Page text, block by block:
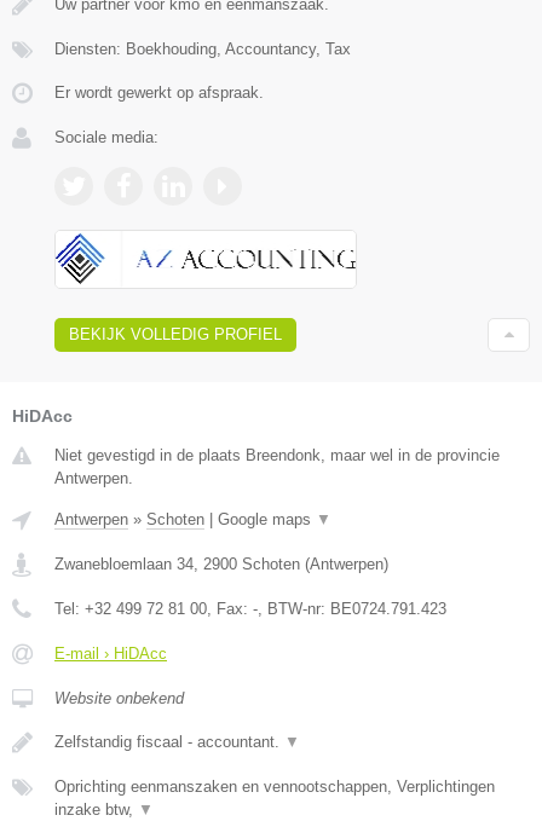
Uw partner voor kmo en eenmanszaak.
Diensten: Boekhouding, Accountancy, Tax
Er wordt gewerkt op afspraak.
Sociale media:
BEKIJK VOLLEDIG PROFIEL
HiDAcc
Niet gevestigd in de plaats Breendonk, maar wel in de provincie
Antwerpen.
Antwerpen » Schoten Google maps ▼
Zwanebloemlaan 34 2900 Schoten (Antwerpen)
Tel: +32 499 72 81 00 , Fax: - , BTW-nr: BE0724.791.423
E-mail › HiDAcc
Website onbekend
Zelfstandig fiscaal - accountant. ▼
Oprichting eenmanszaken en vennootschappen, Verplichtingen
inzake btw, ▼